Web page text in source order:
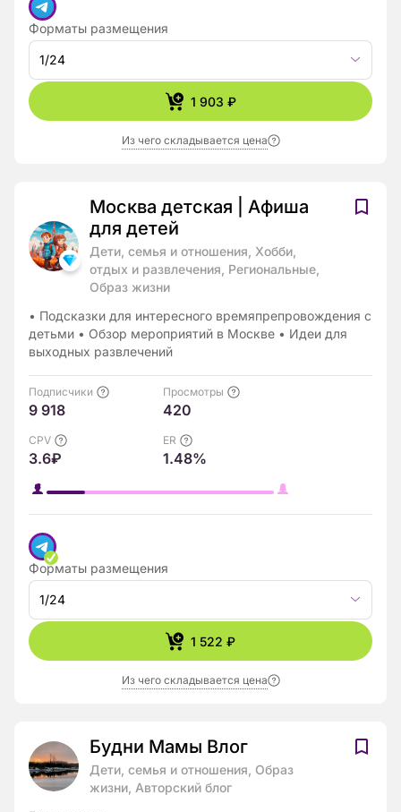
Форматы размещения
1/24
1 903 ₽
Из чего складывается цена
Москва детская | Афиша
для детей
Дети, семья и отношения, Хобби,
отдых и развлечения, Региональные,
Образ жизни
• Подсказки для интересного времяпрепровождения с
детьми • Обзор мероприятий в Москве • Идеи для
выходных развлечений
Подписчики
9 918
Просмотры
420
CPV
3.6₽
ER
1.48%
Форматы размещения
1/24
1 522 ₽
Из чего складывается цена
Будни Мамы Влог
Дети, семья и отношения, Образ
жизни, Авторский блог